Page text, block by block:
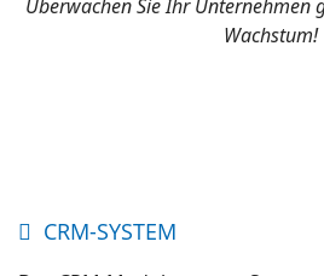
Überwachen Sie Ihr Unternehmen
Wachstum!
CRM-SYSTEM